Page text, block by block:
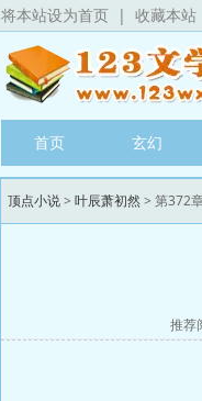
将本站设为首页 | 收藏本站
首页 玄幻
顶点小说> 叶辰萧初然> 第372
推荐